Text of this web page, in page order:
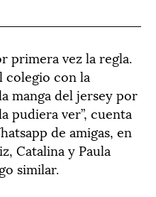
primera vez la regla.
colegio con la
manga del jersey por
pudiera ver”, cuenta
de amigas, en
Catalina y Paula
similar.